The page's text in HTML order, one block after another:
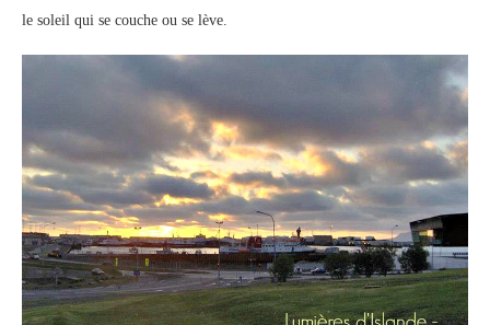
le soleil qui se couche ou se lève.